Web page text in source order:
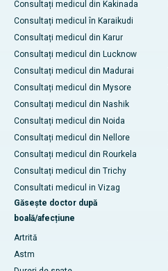
Consultați medicul din Kakinada
Consultați medicul în Karaikudi
Consultați medicul din Karur
Consultați medicul din Lucknow
Consultați medicul din Madurai
Consultați medicul din Mysore
Consultați medicul din Nashik
Consultați medicul din Noida
Consultați medicul din Nellore
Consultați medicul din Rourkela
Consultați medicul din Trichy
Consultati medicul in Vizag
Găsește doctor după
boală/afecțiune
Artrită
Astm